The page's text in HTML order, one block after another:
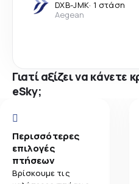
DXB-JMK· 1 στάση
Aegean
Γιατί αξίζει να
eSky;
Περισσότερες
επιλογές
πτήσεων
Βρίσκουμε τις